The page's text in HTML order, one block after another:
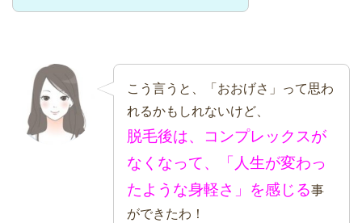
こう言うと、「おおげさ」って思わ
れるかもしれないけど、
脱毛後は、コンプレックスが
なくなって、「人生が変わっ
たような身軽さ」を感じる事
ができたわ！